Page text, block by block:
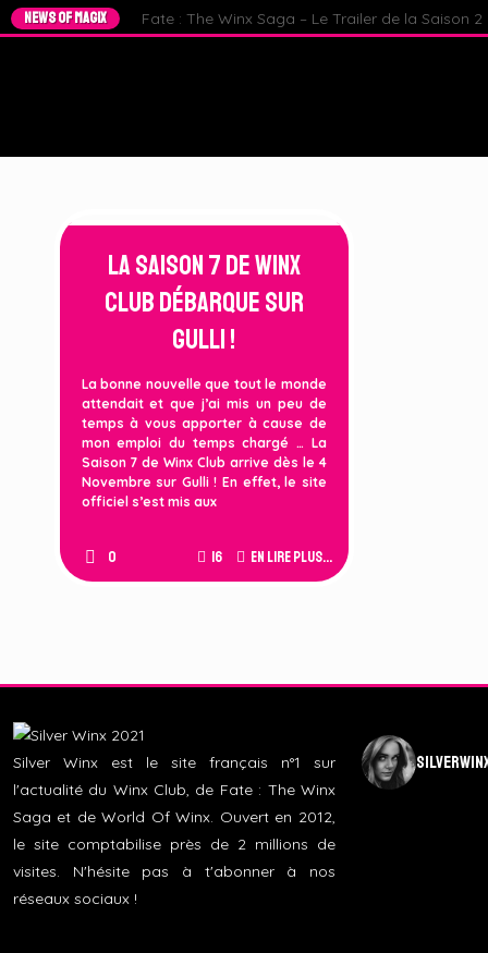
NEWS OF MAGIX Fate : The Winx Saga – Le Trailer de la Saison
La Saison 7 de Winx
Club débarque sur
Gulli !
La bonne nouvelle que tout le monde
attendait et que j’ai mis un peu de
temps à vous apporter à cause de
mon emploi du temps chargé … La
Saison 7 de Winx Club arrive dès le 4
Novembre sur Gulli ! En effet, le site
officiel s’est mis aux
0 16 En lire plus...
Silver Winx est le site français n°1 sur
l'actualité du Winx Club, de Fate : The Winx
Saga et de World Of Winx. Ouvert en 2012,
le site comptabilise près de 2 millions de
visites. N'hésite pas à t'abonner à nos
réseaux sociaux !